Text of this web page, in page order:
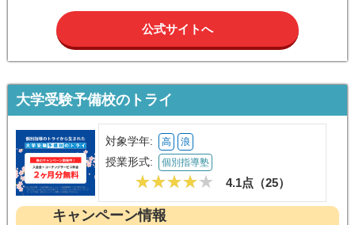
公式サイトへ
大学受験予備校のトライ
対象学年: 高 浪
授業形式: 個別指導塾
4.1点（25）
キャンペーン情報